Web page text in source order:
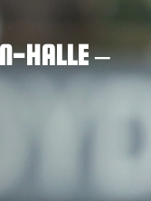
HALLE –